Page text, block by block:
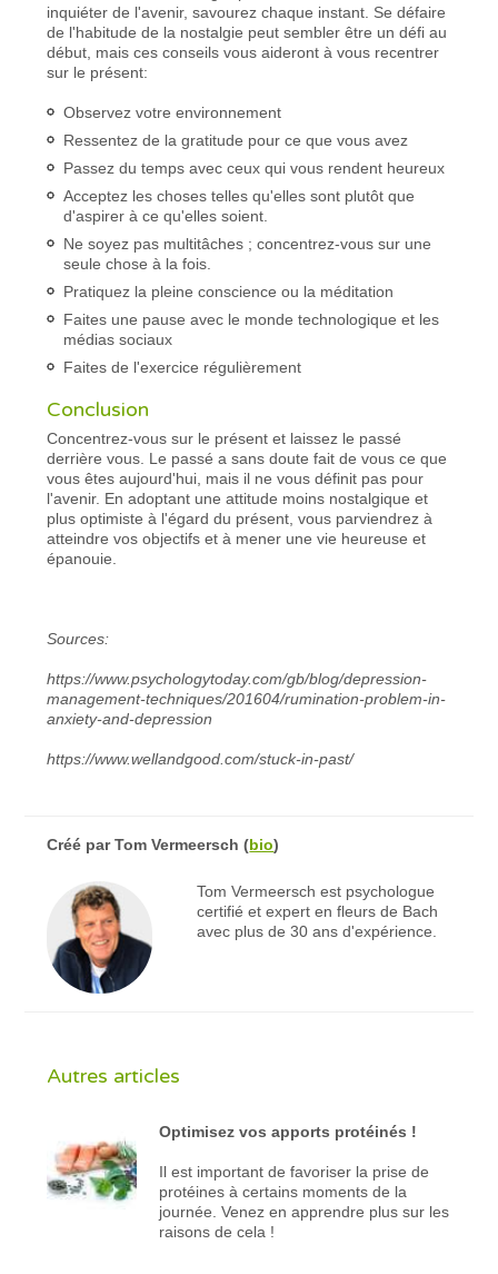
inquiéter de l'avenir, savourez chaque instant. Se défaire
de l'habitude de la nostalgie peut sembler être un défi au
début, mais ces conseils vous aideront à vous recentrer
sur le présent:
Observez votre environnement
Ressentez de la gratitude pour ce que vous avez
Passez du temps avec ceux qui vous rendent heureux
Acceptez les choses telles qu'elles sont plutôt que
d'aspirer à ce qu'elles soient.
Ne soyez pas multitâches ; concentrez-vous sur une
seule chose à la fois.
Pratiquez la pleine conscience ou la méditation
Faites une pause avec le monde technologique et les
médias sociaux
Faites de l'exercice régulièrement
Conclusion
Concentrez-vous sur le présent et laissez le passé
derrière vous. Le passé a sans doute fait de vous ce que
vous êtes aujourd'hui, mais il ne vous définit pas pour
l'avenir. En adoptant une attitude moins nostalgique et
plus optimiste à l'égard du présent, vous parviendrez à
atteindre vos objectifs et à mener une vie heureuse et
épanouie.
Sources:
https://www.psychologytoday.com/gb/blog/depression-
management-techniques/201604/rumination-problem-in-
anxiety-and-depression
https://www.wellandgood.com/stuck-in-past/
Créé parTom Vermeersch (bio)
Tom Vermeersch est psychologue
certifié et expert en fleurs de Bach
avec plus de 30 ans d'expérience.
Autres articles
Optimisez vos apports protéinés !
Il est important de favoriser la prise de
protéines à certains moments de la
journée. Venez en apprendre plus sur les
raisons de cela !